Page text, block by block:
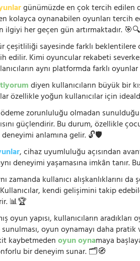
günümüzde en çok tercih edilen
kolayca oynanabilen oyunları tercih
ilgiyi her geçen gün artırmaktadır. 🎯🔍
çeşitliliği sayesinde farklı beklentilere
edilir. Kimi oyuncular rekabeti
aynı platformda farklı
diyen kullanıcıların büyük bir
özellikle yoğun kullanıcılar için
zorunluluğu olmadan
güçlendirir. Bu durum, özellikle
anlamına gelir. 🔓🛡️
, cihaz uyumluluğu açısından
deneyimi yaşamasına imkân
zamanda kullanıcı alışkanlıklarını
kendi gelişimini takip
📊🏆
oyun yapısı, kullanıcıların
oyun oynamayı daha
kaybetmedenoyun oynamaya
bir deneyim sunar. 🗂️🧭